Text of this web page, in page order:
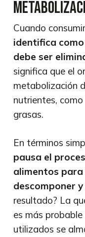
Cuando
identifica
debe ser
significa que el
metabolización
nutrientes,
grasas.
En términos
pausa el
alimentos
descomponer
resultado? La
es más
utilizados se